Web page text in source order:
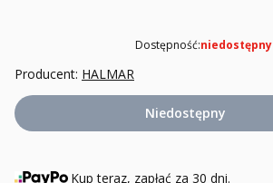
Dostępność:niedostępny
Producent: HALMAR
Niedostępny
Kup teraz, zapłać za 30 dni.